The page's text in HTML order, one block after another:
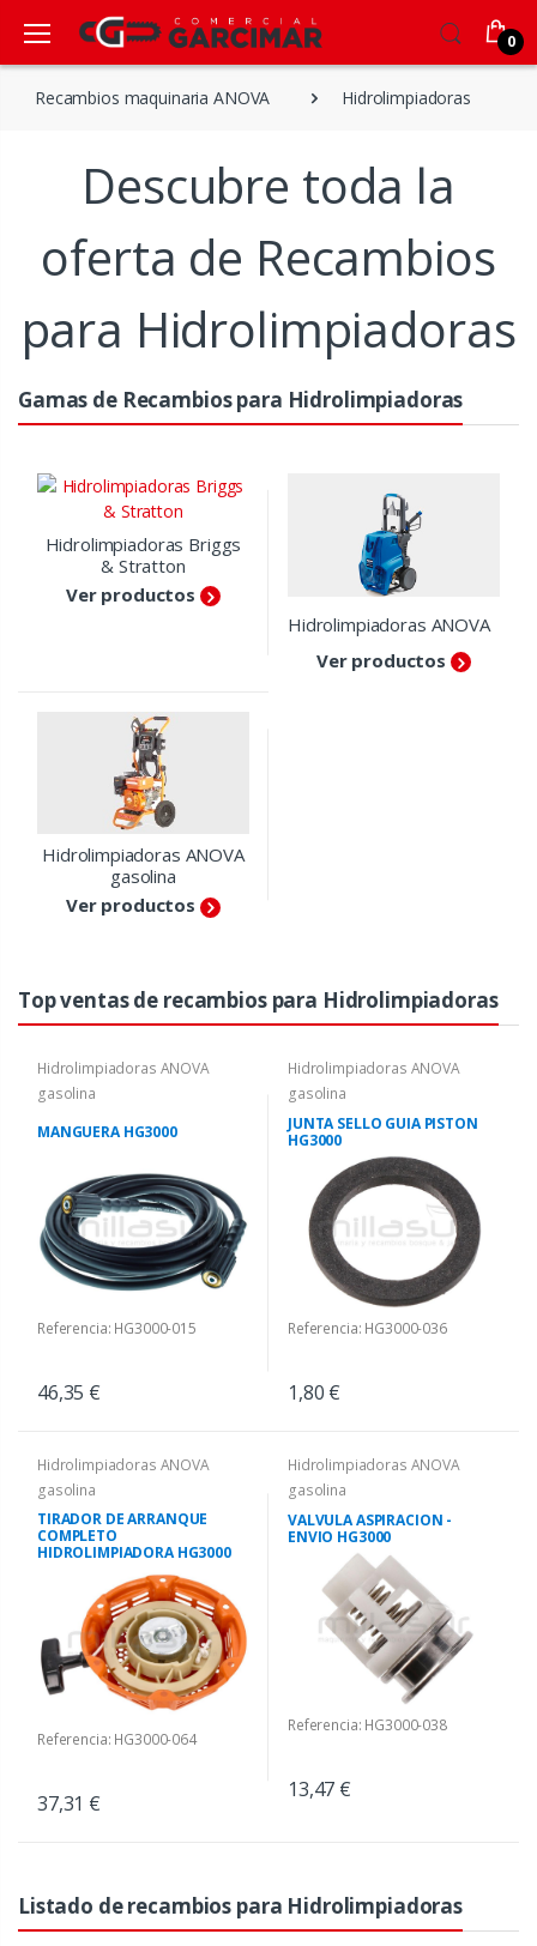
0
Recambios maquinaria ANOVA Hidrolimpiadoras
Descubre toda la
oferta de Recambios
para Hidrolimpiadoras
Gamas de Recambios para Hidrolimpiadoras
Hidrolimpiadoras Briggs
& Stratton
Ver productos
Hidrolimpiadoras ANOVA
Ver productos
Hidrolimpiadoras ANOVA
gasolina
Ver productos
Top ventas de recambios para Hidrolimpiadoras
Hidrolimpiadoras ANOVA
gasolina
MANGUERA HG3000
Referencia: HG3000-015
46,35 €
Hidrolimpiadoras ANOVA
gasolina
JUNTA SELLO GUIA PISTON
HG3000
Referencia: HG3000-036
1,80 €
Hidrolimpiadoras ANOVA
gasolina
TIRADOR DE ARRANQUE
COMPLETO
HIDROLIMPIADORA HG3000
Referencia: HG3000-064
37,31 €
Hidrolimpiadoras ANOVA
gasolina
VALVULA ASPIRACION -
ENVIO HG3000
Referencia: HG3000-038
13,47 €
Listado de recambios para Hidrolimpiadoras